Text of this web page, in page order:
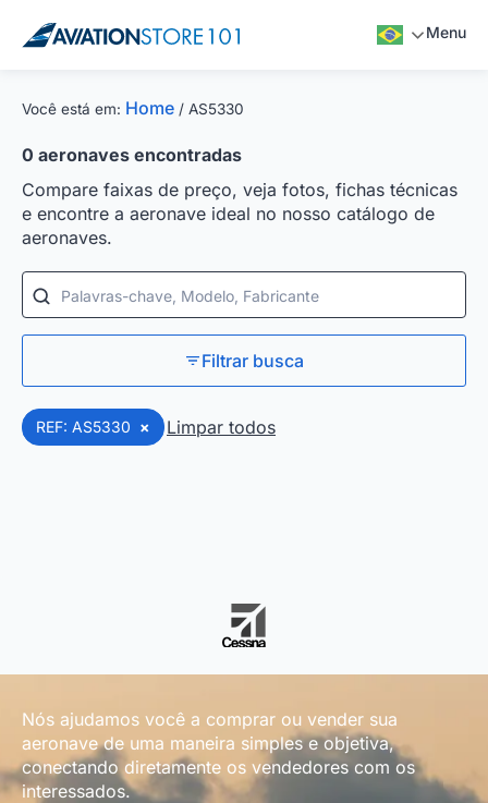
Menu
Você está em: Home / AS5330
0 aeronaves encontradas
Compare faixas de preço, veja fotos, fichas técnicas
e encontre a aeronave ideal no nosso catálogo de
aeronaves.
Palavras-chave, Modelo, Fabricante
Filtrar busca
REF: AS5330 × Limpar todos
Nós ajudamos você a comprar ou vender sua
aeronave de uma maneira simples e objetiva,
conectando diretamente os vendedores com os
interessados.